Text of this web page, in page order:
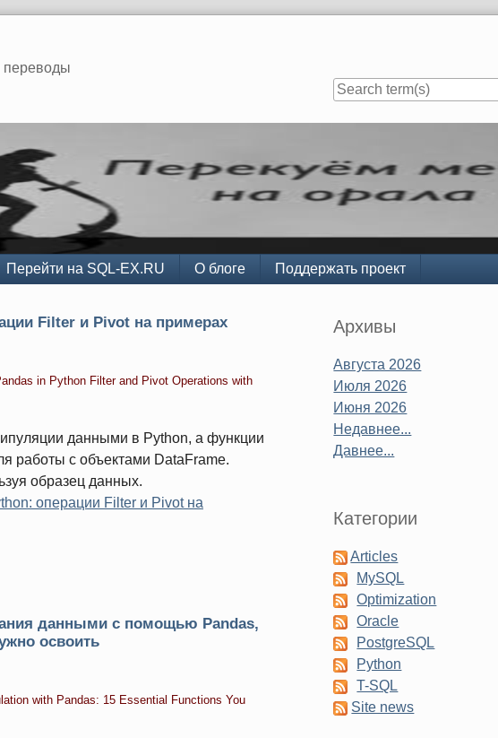
переводы
Перейти на SQL-EX.RU О блоге Поддержать проект
Filter и Pivot на примерах
in Python Filter and Pivot Operations with
данными в Python, а функции
работы с объектами DataFrame.
образец данных.
операции Filter и Pivot на
данными с помощью Pandas,
освоить
with Pandas: 15 Essential Functions You
Sidebar
Архивы
Августа 2026
Июля 2026
Июня 2026
Недавнее...
Давнее...
Категории
Articles
MySQL
Optimization
Oracle
PostgreSQL
Python
T-SQL
Site news